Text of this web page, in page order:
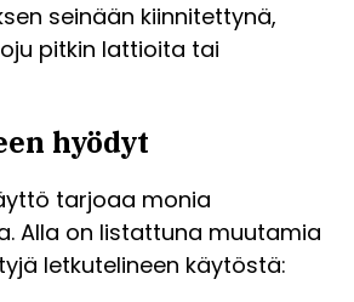
seinään kiinnitettynä,
pitkin lattioita tai
hyödyt
tarjoaa monia
Alla on listattuna muutamia
letkutelineen käytöstä: